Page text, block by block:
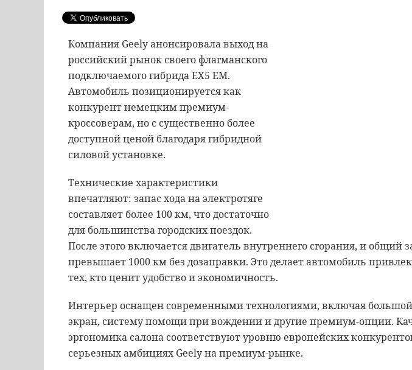
Компания Geely анонсировала выход на
российский рынок своего флагманского
подключаемого гибрида EX5 EM.
Автомобиль позиционируется как
конкурент немецким премиум-
кроссоверам, но с существенно более
доступной ценой благодаря гибридной
силовой установке.
Технические характеристики
впечатляют: запас хода на электротяге
составляет более 100 км, что достаточно
для большинства городских поездок.
После этого включается двигатель внутреннего сгорания, и общий
превышает 1000 км без дозаправки. Это делает автомобиль
тех, кто ценит удобство и экономичность.
Интерьер оснащен современными технологиями, включая
экран, систему помощи при вождении и другие премиум-опции.
эргономика салона соответствуют уровню европейских
серьезных амбициях Geely на премиум-рынке.